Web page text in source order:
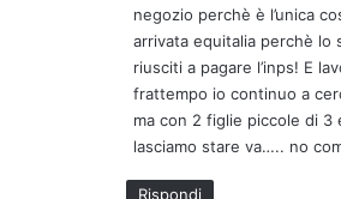
negozio perchè è l’unica
arrivata equitalia perchè lo
riusciti a pagare l’inps! E
frattempo io continuo a
ma con 2 figlie piccole di 3
lasciamo stare va….. no
Rispondi